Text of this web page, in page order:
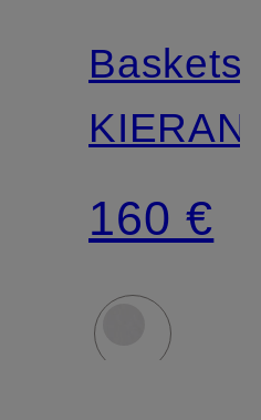
Baskets
KIERAN
160 €